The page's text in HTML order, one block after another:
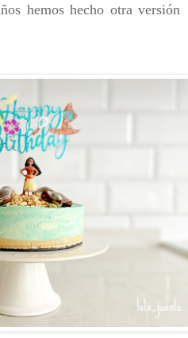
hemos hecho otra versión